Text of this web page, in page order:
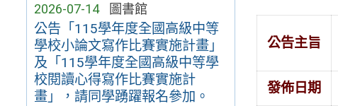
2026-07-14 圖書館
公告「115學年度全國高級中等
學校小論文寫作比賽實施計畫」
及「115學年度全國高級中等學
校閱讀心得寫作比賽實施計
畫」，請同學踴躍報名參加。
公告主旨
發佈日期